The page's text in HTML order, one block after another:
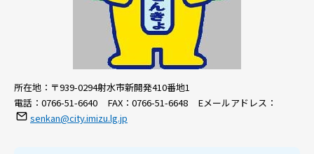
所在地： 〒939-0294射水市新開発410番地1
電話： 0766-51-6640 FAX： 0766-51-6648 Eメールアドレス：
senkan@city.imizu.lg.jp